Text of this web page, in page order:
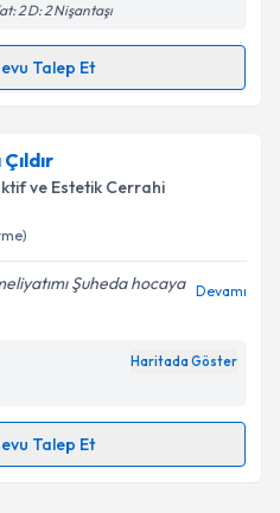
Gönder
2 D: 2 Nişantaşı
Talep Et
randevu almanız
e-posta ile
ilişkin
kişisel verilerimin belirtilen
kabul ediyorum.
ve Estetik Cerrahi
Şuheda hocaya Devamı
Haritada Göster
Talep Et